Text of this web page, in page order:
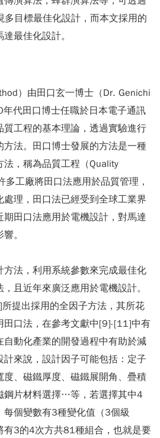
多目標最佳化設計，而本文採用的
最佳化設計。
）由田口玄一博士（Dr. Genichi
代田口博士任職於日本電子通訊
質工程的基本理論，透過實驗進行
方法。田口博士發展的方法是一種
法，稱為品質工程（Quality
多工廠將田口法應用於品質管理，
理，田口法已經受到全球工業界
田口法應用於電機設計，對馬達
。
方法，利用系統參數來完成最佳化
且近年來廣泛應用於電機設計。
提出採用的全因子方法，其所花
田口法，在參考文獻中[9]-[11]中有
自動化產業的開發過程中有助於減
計來說，設計因子可能包括：定子
度、磁鐵厚度、磁鐵展開角、疊積
鋼片材料選擇…等，若選擇其中4
每個變數有3種變化值（3個級
有3的4次方共81種組合，也就是要